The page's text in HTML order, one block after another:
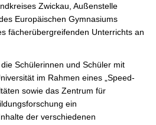
Zwickau, Außenstelle
Europäischen Gymnasiums
fächerübergreifenden Unterrichts an
Schülerinnen und Schüler mit
im Rahmen eines „Speed-
sowie das Zentrum für
ein
der verschiedenen